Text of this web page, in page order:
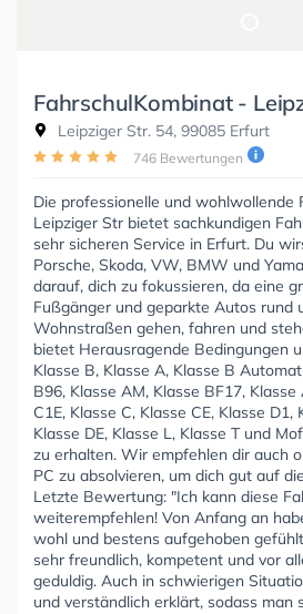
FahrschulKombinat -
Leipziger Str. 54, 99085 Erfurt
746 Bewertungen
Die professionelle und wohlwollende
Leipziger Str bietet sachkundigen
sehr sicheren Service in Erfurt. Du
Porsche, Skoda, VW, BMW und
darauf, dich zu fokussieren, da eine
Fußgänger und geparkte Autos rund
Wohnstraßen gehen, fahren und
bietet Herausragende Bedingungen
Klasse B, Klasse A, Klasse B
B96, Klasse AM, Klasse BF17, Klasse
C1E, Klasse C, Klasse CE, Klasse D1,
Klasse DE, Klasse L, Klasse T und
zu erhalten. Wir empfehlen dir auch
PC zu absolvieren, um dich gut auf
Letzte Bewertung: "Ich kann diese
weiterempfehlen! Von Anfang an
wohl und bestens aufgehoben
sehr freundlich, kompetent und vor
geduldig. Auch in schwierigen
und verständlich erklärt, sodass man